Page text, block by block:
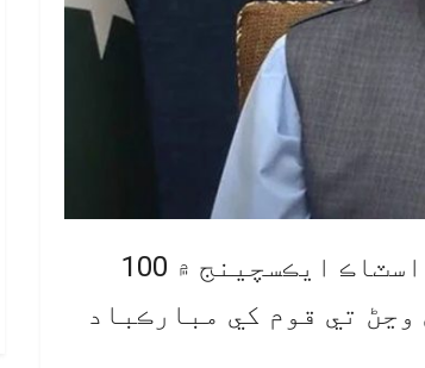
اسلام آباد: وزيراعظم شهباز شريف اسٽاڪ ايڪسچينج ۾ 100
تي قوم کي مبارڪباد